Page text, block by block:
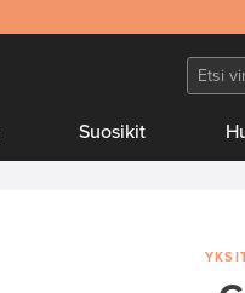
Suosikit